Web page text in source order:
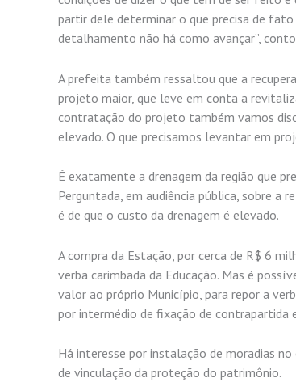
partir dele determinar o que precisa de
detalhamento não há como avançar”,
A prefeita também ressaltou que a
projeto maior, que leve em conta a
contratação do projeto também vamos
elevado. O que precisamos levantar em
É exatamente a drenagem da região que
Perguntada, em audiência pública, sobre a
é de que o custo da drenagem é elevado.
A compra da Estação, por cerca de R$ 6
verba carimbada da Educação. Mas é
valor ao próprio Município, para repor a
por intermédio de fixação de contrapartida
Há interesse por instalação de moradias
de vinculação da proteção do patrimônio.